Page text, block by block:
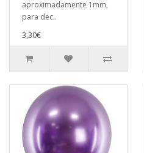
aproximadamente 1mm,
para dec..
3,30€